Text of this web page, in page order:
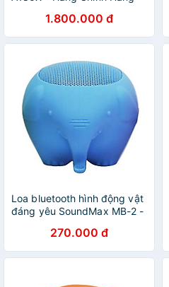
1.800.000 đ
Loa bluetooth hình động vật
đáng yêu SoundMax MB-2 -
270.000 đ